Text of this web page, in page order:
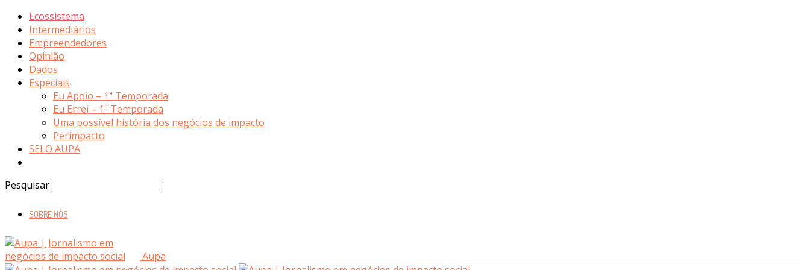
Ecossistema
Intermediários
Empreendedores
Opinião
Dados
Especiais
Eu Apoio – 1ª Temporada
Eu Errei – 1ª Temporada
Uma possível história dos negócios de impacto
Perimpacto
SELO AUPA
Pesquisar
SOBRE NÓS
Aupa